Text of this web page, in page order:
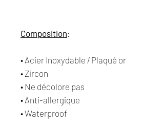
Composition:
• Acier Inoxydable / Plaqué or
• Zircon
• Ne décolore pas
• Anti-allergique
• Waterproof